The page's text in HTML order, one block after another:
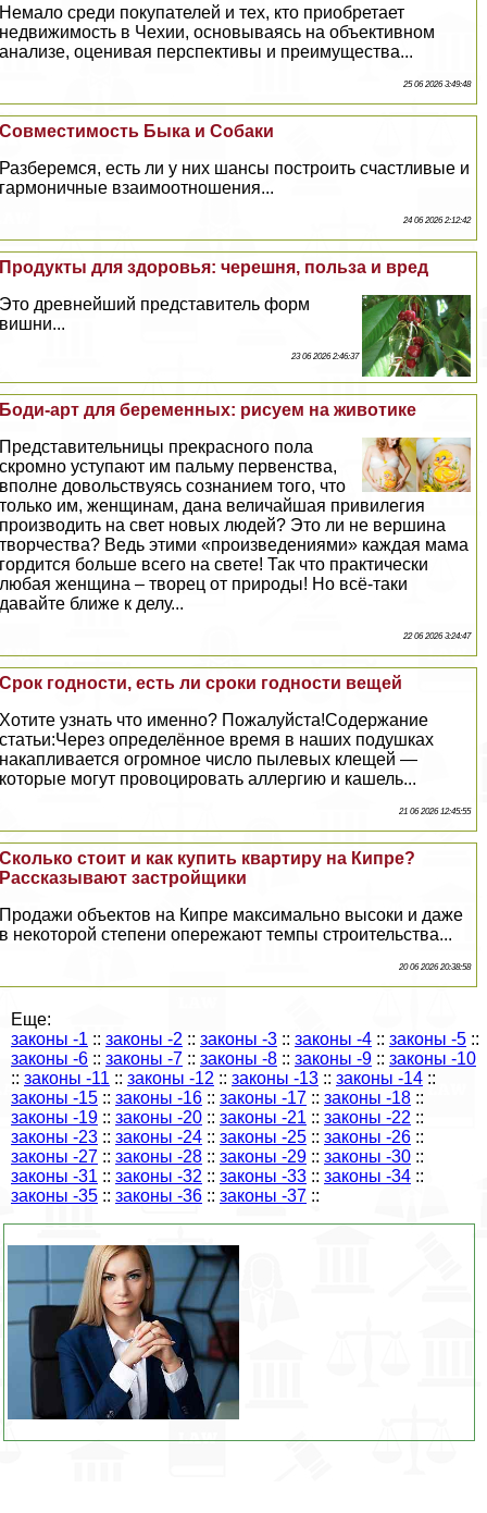
Немало среди покупателей и тех, кто приобретает
недвижимость в Чехии, основываясь на объективном
анализе, оценивая перспективы и преимущества...
25 06 2026 3:49:48
Совместимость Быка и Собаки
Разберемся, есть ли у них шансы построить счастливые и
гармоничные взаимоотношения...
24 06 2026 2:12:42
Продукты для здоровья: черешня, польза и вред
Это древнейший представитель форм
вишни...
23 06 2026 2:46:37
Боди-арт для беременных: рисуем на животике
Представительницы прекрасного пола
скромно уступают им пальму первенства,
вполне довольствуясь сознанием того, что
только им, женщинам, дана величайшая привилегия
производить на свет новых людей? Это ли не вершина
творчества? Ведь этими «произведениями» каждая мама
гордится больше всего на свете! Так что пpaктически
любая женщина – творец от природы! Но всё-таки
давайте ближе к делу...
22 06 2026 3:24:47
Срок годности, есть ли сроки годности вещей
Хотите узнать что именно? Пожалуйста!Содержание
статьи:Через определённое время в наших подушках
накапливается огромное число пылевых клещей —
которые могут провоцировать аллергию и кашель...
21 06 2026 12:45:55
Сколько стоит и как купить квартиру на Кипре?
Рассказывают застройщики
Продажи объектов на Кипре максимально высоки и даже
в некоторой степени опережают темпы строительства...
20 06 2026 20:38:58
Еще:
законы -1 :: законы -2 :: законы -3 :: законы -4 :: законы -5 ::
законы -6 :: законы -7 :: законы -8 :: законы -9 :: законы -10
:: законы -11 :: законы -12 :: законы -13 :: законы -14 ::
законы -15 :: законы -16 :: законы -17 :: законы -18 ::
законы -19 :: законы -20 :: законы -21 :: законы -22 ::
законы -23 :: законы -24 :: законы -25 :: законы -26 ::
законы -27 :: законы -28 :: законы -29 :: законы -30 ::
законы -31 :: законы -32 :: законы -33 :: законы -34 ::
законы -35 :: законы -36 :: законы -37 ::